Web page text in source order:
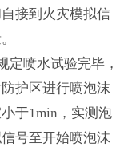
接到火灾模拟信
喷水试验完毕，
护区进行喷泡沫
于1min，实测泡
号至开始喷泡沫